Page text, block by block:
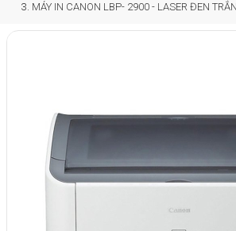
MÁY IN CANON LBP- 2900 - LASER ĐEN